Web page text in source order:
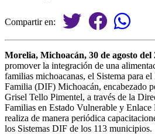
Compartir en:
Morelia, Michoacán, 30 de agosto del
promover la integración de una
familias michoacanas, el Sistema para
Familia (DIF) Michoacán, encabezado
Grisel Tello Pimentel, a través de la
Familias en Estado Vulnerable y
realiza de manera periódica
los Sistemas DIF de los 113 municipios.